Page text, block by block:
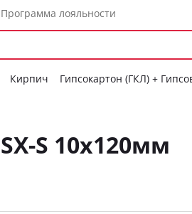
Программа лояльности
Кирпич Гипсокартон (ГКЛ) +
S 10х120мм